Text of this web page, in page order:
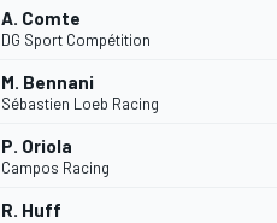
A. Comte
DG Sport Compétition
M. Bennani
Sébastien Loeb Racing
P. Oriola
Campos Racing
R. Huff